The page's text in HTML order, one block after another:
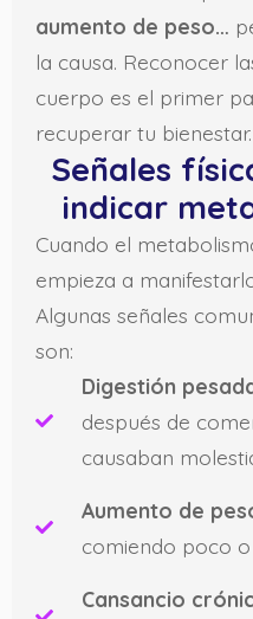
aumento de peso…
la causa. Reconocer
cuerpo es el primer
recuperar tu bienestar.
Señales
indicar
Cuando el
empieza a
Algunas señales
son:
Digestión
después de
causaban
Aumento de
comiendo poco
Cansancio